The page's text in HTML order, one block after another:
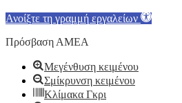
Ανοίξτε τη γραμμή εργαλείων
Πρόσβαση ΑΜΕΑ
Μεγένθυση κειμένου
Σμίκρυνση κειμένου
Κλίμακα Γκρι